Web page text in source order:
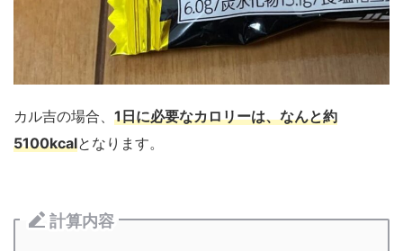
カル吉の場合、 1日に必要なカロリーは、なんと約
5100kcalとなります。
計算内容